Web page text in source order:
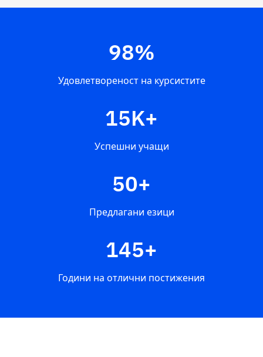
98%
Удовлетвореност на курсистите
15K+
Успешни учащи
50+
Предлагани езици
145+
Години на отлични постижения